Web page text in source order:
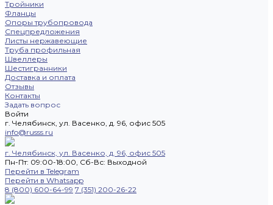
Тройники
Фланцы
Опоры трубопровода
Спецпредложения
Листы нержавеющие
Труба профильная
Швеллеры
Шестигранники
Доставка и оплата
Отзывы
Контакты
Задать вопрос
Войти
г. Челябинск, ул. Васенко, д. 96, офис 505
info@russs.ru
г. Челябинск, ул. Васенко, д. 96, офис 505
Пн-Пт: 09:00-18:00, Cб-Вс: Выходной
Перейти в Telegram
Перейти в Whatsapp
8 (800) 600-64-99 7 (351) 200-26-22